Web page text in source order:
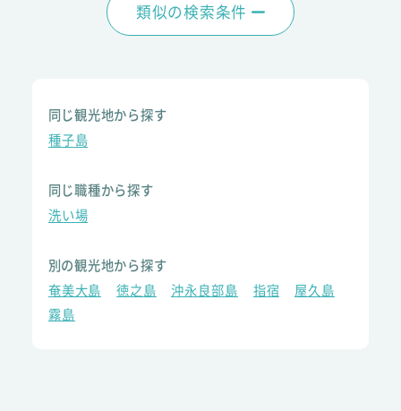
類似の検索条件
同じ観光地から探す
種子島
同じ職種から探す
洗い場
別の観光地から探す
奄美大島
徳之島 沖永良部島 指宿
屋久島
霧島